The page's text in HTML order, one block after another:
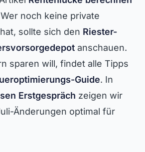
noch keine private
sollte sich den Riester-
anschauen.
sparen will, findet alle Tipps
Guide. In
Erstgespräch zeigen wir
Änderungen optimal für